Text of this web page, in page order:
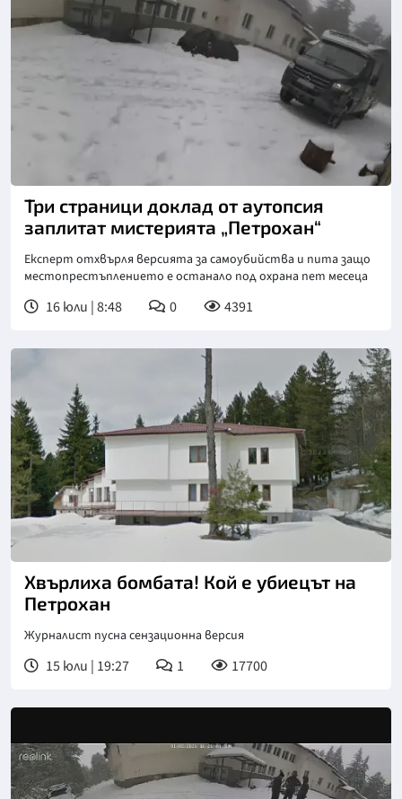
Три страници доклад от аутопсия
заплитат мистерията „Петрохан“
Експерт отхвърля версията за самоубийства и пита защо
местопрестъплението е останало под охрана пет месеца
16 юли | 8:48 0 4391
Хвърлиха бомбата! Кой е убиецът на
Петрохан
Журналист пусна сензационна версия
15 юли | 19:27 1 17700